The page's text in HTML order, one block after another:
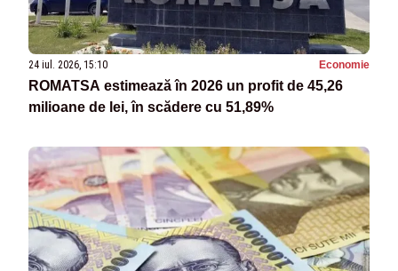
24 iul. 2026, 15:10 Economie
ROMATSA estimează în 2026 un profit de 45,26
milioane de lei, în scădere cu 51,89%